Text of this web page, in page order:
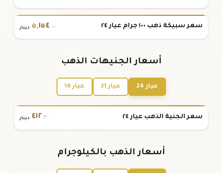
سعر سبيكة ذهب ١٠٠ جرام عيار ٢٤ ٥,١٥٤.٠٠ دينار
أسعار الجنيهات الذهب
عيار 24 عيار 21 عيار 18
سعر الجنية الذهب عيار ٢٤ ٤١٢.٣٠ دينار
أسعار الذهب بالكيلوجرام